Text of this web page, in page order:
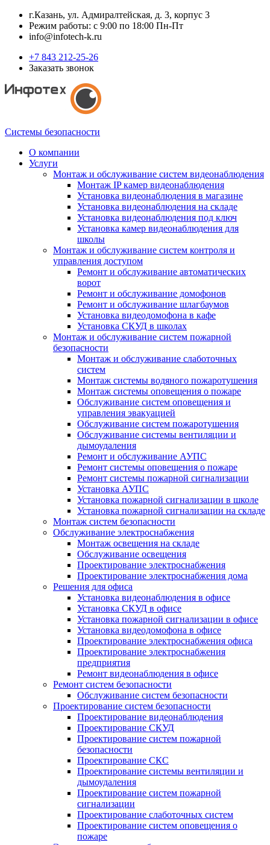
г.Казань, ул. Адмиралтейская, д. 3, корпус 3
Режим работы: с 9:00 по 18:00 Пн-Пт
info@infotech-k.ru
+7 843 212-25-26
Заказать звонок
Системы безопасности
О компании
Услуги
Монтаж и обслуживание систем видеонаблюдения
Монтаж IP камер видеонаблюдения
Установка видеонаблюдения в магазине
Установка видеонаблюдения на складе
Установка видеонаблюдения под ключ
Установка камер видеонаблюдения для
школы
Монтаж и обслуживание систем контроля и
управления доступом
Ремонт и обслуживание автоматических
ворот
Ремонт и обслуживание домофонов
Ремонт и обслуживание шлагбаумов
Установка видеодомофона в кафе
Установка СКУД в школах
Монтаж и обслуживание систем пожарной
безопасности
Монтаж и обслуживание слаботочных
систем
Монтаж системы водяного пожаротушения
Монтаж системы оповещения о пожаре
Обслуживание систем оповещения и
управления эвакуацией
Обслуживание систем пожаротушения
Обслуживание системы вентиляции и
дымоудаления
Ремонт и обслуживание АУПС
Ремонт системы оповещения о пожаре
Ремонт системы пожарной сигнализации
Установка АУПС
Установка пожарной сигнализации в школе
Установка пожарной сигнализации на складе
Монтаж систем безопасности
Обслуживание электроснабжения
Монтаж освещения на складе
Обслуживание освещения
Проектирование электроснабжения
Проектирование электроснабжения дома
Решения для офиса
Установка видеонаблюдения в офисе
Установка СКУД в офисе
Установка пожарной сигнализации в офисе
Установка видеодомофона в офисе
Проектирование электроснабжения офиса
Проектирование электроснабжения
предприятия
Ремонт видеонаблюдения в офисе
Ремонт систем безопасности
Обслуживание систем безопасности
Проектирование систем безопасности
Проектирование видеонаблюдения
Проектирование СКУД
Проектирование систем пожарной
безопасности
Проектирование СКС
Проектирование системы вентиляции и
дымоудаления
Проектирование систем пожарной
сигнализации
Проектирование слаботочных систем
Проектирование систем оповещения о
пожаре